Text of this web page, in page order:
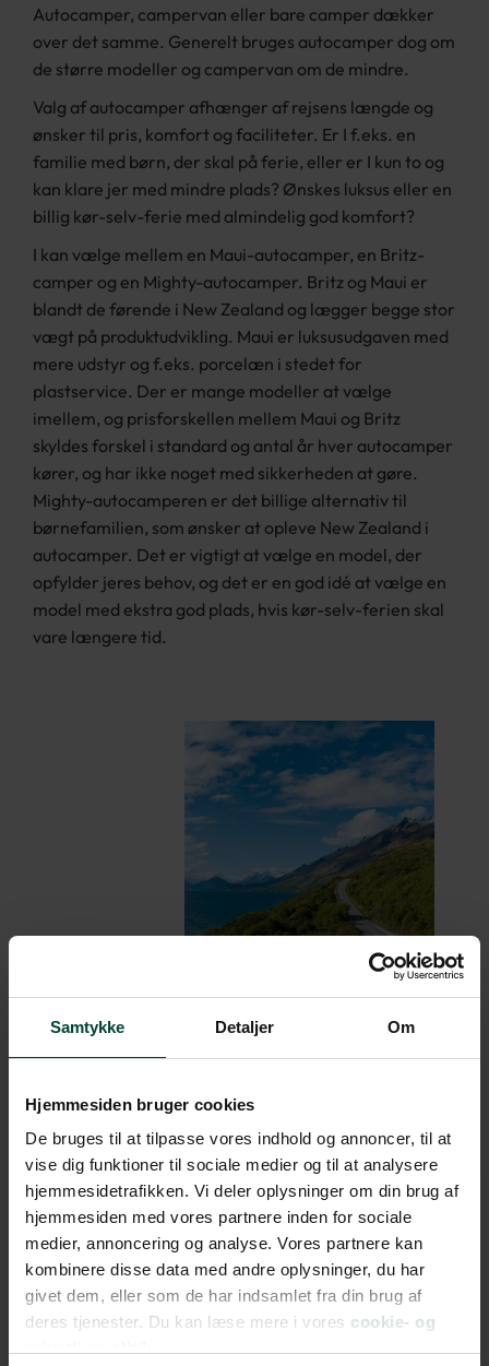
Samtykke Detaljer Om
Hjemmesiden bruger cookies
De bruges til at tilpasse vores indhold og annoncer, til at
vise dig funktioner til sociale medier og til at analysere
hjemmesidetrafikken. Vi deler oplysninger om din brug af
hjemmesiden med vores partnere inden for sociale
medier, annoncering og analyse. Vores partnere kan
kombinere disse data med andre oplysninger, du har
givet dem, eller som de har indsamlet fra din brug af
deres tjenester. Du kan læse mere i vores cookie- og
Autocamper, campervan eller bare camper dækker
over det samme. Generelt bruges autocamper dog om
de større modeller og campervan om de mindre.
Valg af autocamper afhænger af rejsens længde og
ønsker til pris, komfort og faciliteter. Er I f.eks. en
familie med børn, der skal på ferie, eller er I kun to og
kan klare jer med mindre plads? Ønskes luksus eller en
billig kør-selv-ferie med almindelig god komfort?
I kan vælge mellem en Maui-autocamper, en Britz-
camper og en Mighty-autocamper. Britz og Maui er
blandt de førende i New Zealand og lægger begge stor
vægt på produktudvikling. Maui er luksusudgaven med
mere udstyr og f.eks. porcelæn i stedet for
plastservice. Der er mange modeller at vælge
imellem, og prisforskellen mellem Maui og Britz
skyldes forskel i standard og antal år hver autocamper
kører, og har ikke noget med sikkerheden at gøre.
Mighty-autocamperen er det billige alternativ til
børnefamilien, som ønsker at opleve New Zealand i
autocamper. Det er vigtigt at vælge en model, der
opfylder jeres behov, og det er en god idé at vælge en
model med ekstra god plads, hvis kør-selv-ferien skal
vare længere tid.
Værd at vide om ferie i
autocamper i New
Zealand